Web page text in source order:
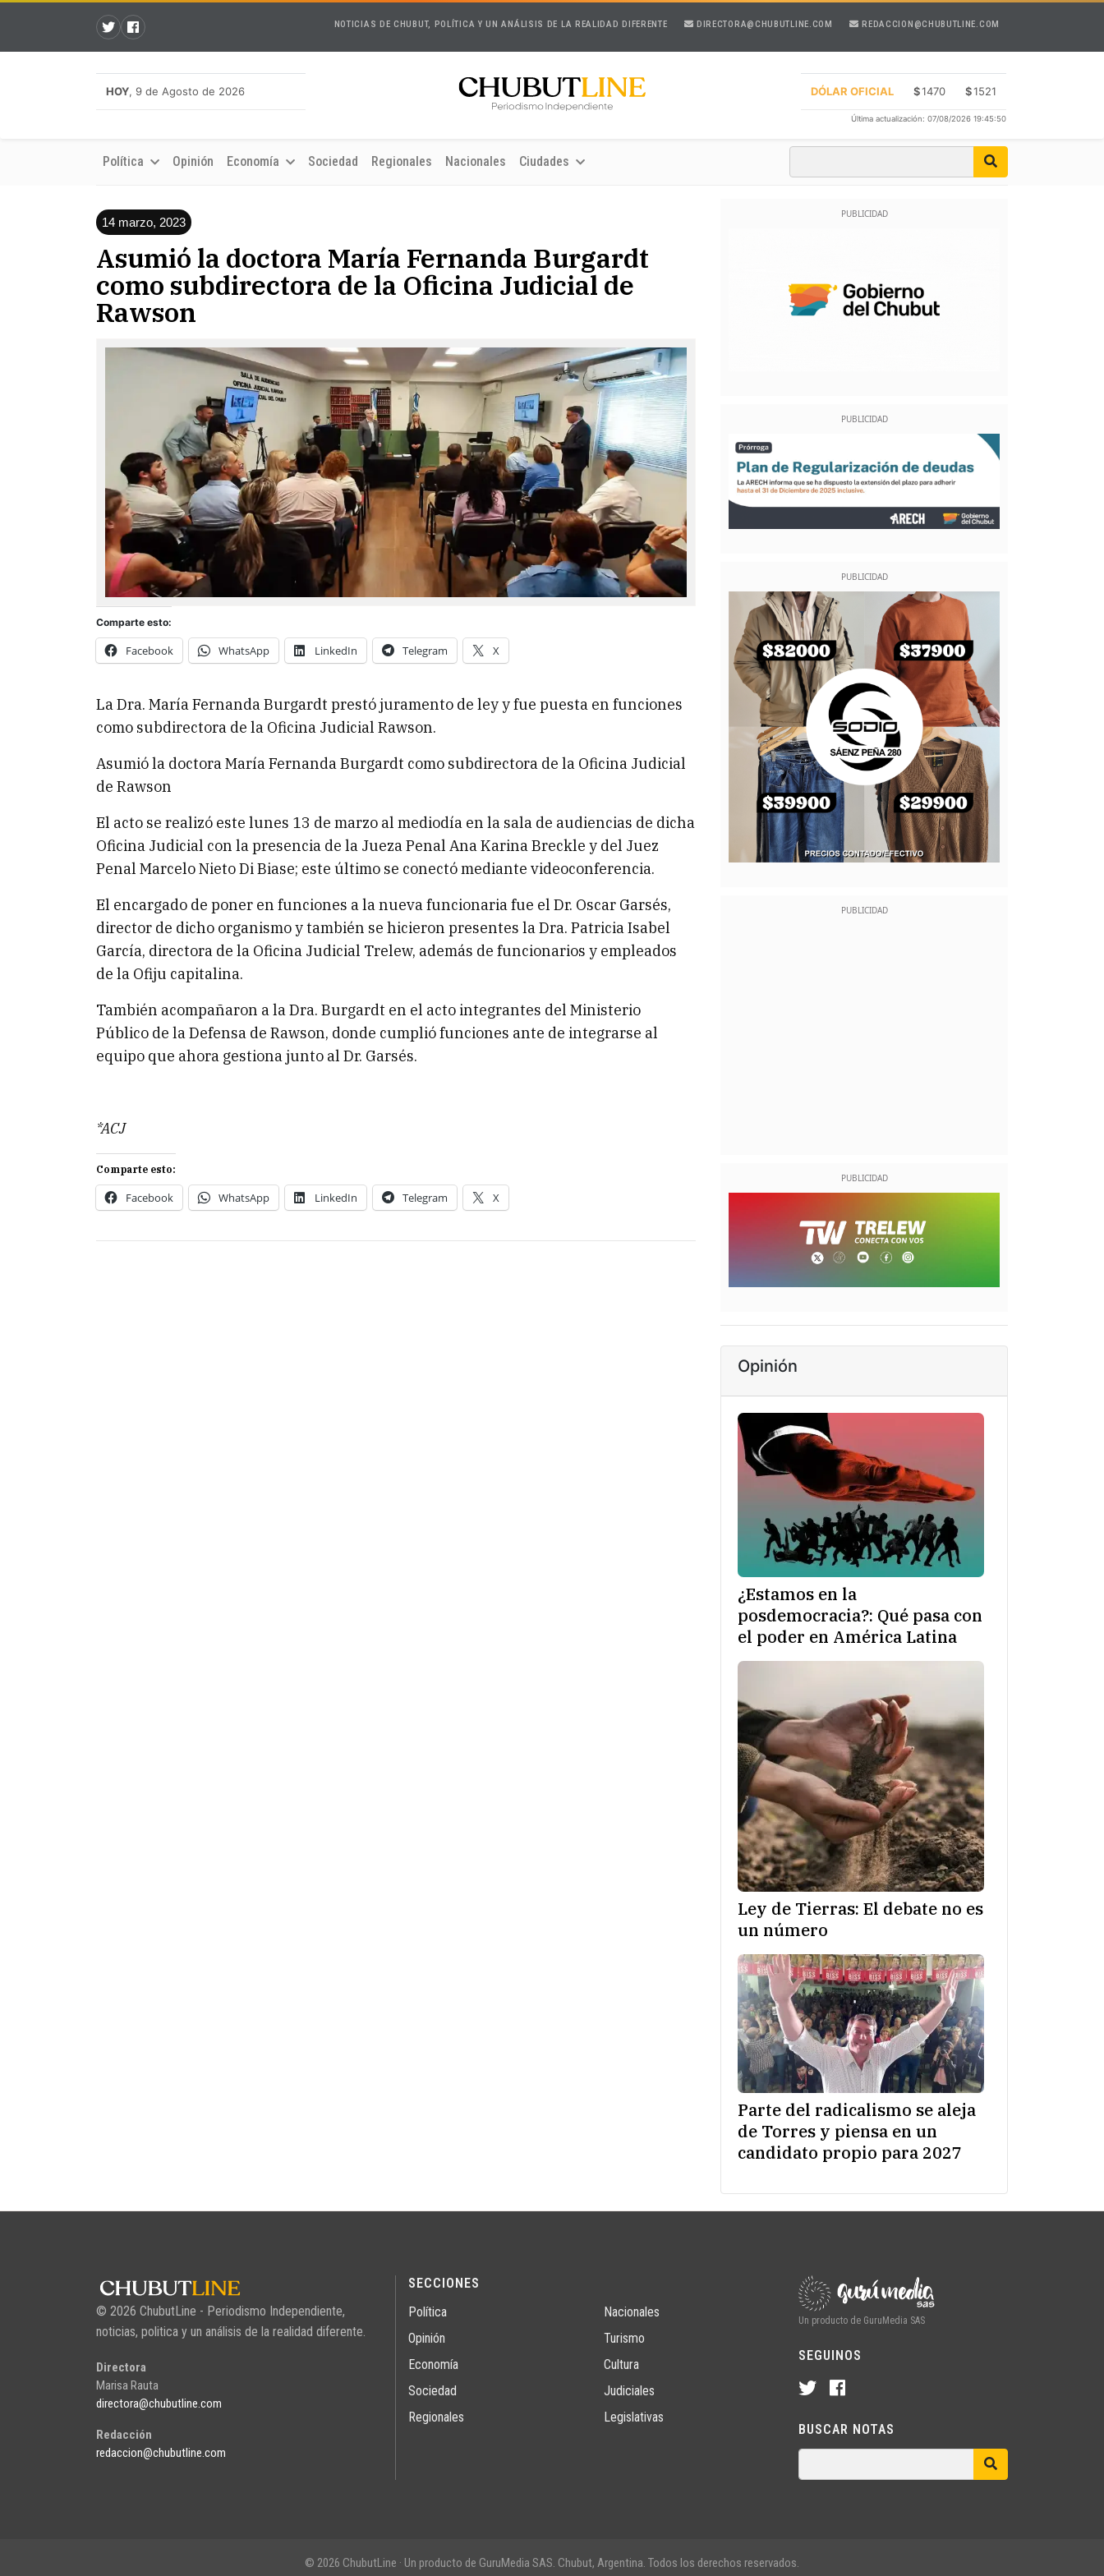
NOTICIAS DE CHUBUT, POLÍTICA Y UN ANÁLISIS DE LA REALIDAD DIFERENTE DIRECTORA@CHUBUTLINE.COM REDACCION@CHUBUTLINE.COM
HOY, 9 de Agosto de 2026 DÓLAR OFICIAL $1470 $1521
Última actualización: 07/08/2026 19:45:50
Política Opinión Economía Sociedad Regionales Nacionales Ciudades
14 marzo, 2023
Asumió la doctora María Fernanda Burgardt
como subdirectora de la Oficina Judicial de
Rawson
Comparte esto:
Facebook WhatsApp LinkedIn Telegram X
La Dra. María Fernanda Burgardt prestó juramento de ley y fue puesta en funciones
como subdirectora de la Oficina Judicial Rawson.
Asumió la doctora María Fernanda Burgardt como subdirectora de la Oficina Judicial
de Rawson
El acto se realizó este lunes 13 de marzo al mediodía en la sala de audiencias de dicha
Oficina Judicial con la presencia de la Jueza Penal Ana Karina Breckle y del Juez
Penal Marcelo Nieto Di Biase; este último se conectó mediante videoconferencia.
El encargado de poner en funciones a la nueva funcionaria fue el Dr. Oscar Garsés,
director de dicho organismo y también se hicieron presentes la Dra. Patricia Isabel
García, directora de la Oficina Judicial Trelew, además de funcionarios y empleados
de la Ofiju capitalina.
También acompañaron a la Dra. Burgardt en el acto integrantes del Ministerio
Público de la Defensa de Rawson, donde cumplió funciones ante de integrarse al
equipo que ahora gestiona junto al Dr. Garsés.
*ACJ
Comparte esto:
Facebook WhatsApp LinkedIn Telegram X
Opinión
¿Estamos en la
posdemocracia?: Qué pasa con
el poder en América Latina
Ley de Tierras: El debate no es
un número
Parte del radicalismo se aleja
de Torres y piensa en un
candidato propio para 2027
© 2026 ChubutLine - Periodismo Independiente,
noticias, politica y un análisis de la realidad diferente.
Directora
Marisa Rauta
directora@chubutline.com
Redacción
redaccion@chubutline.com
SECCIONES
Política
Opinión
Economía
Sociedad
Regionales
Nacionales
Turismo
Cultura
Judiciales
Legislativas
Un producto de GuruMedia SAS
SEGUINOS
BUSCAR NOTAS
© 2026 ChubutLine · Un producto de GuruMedia SAS. Chubut, Argentina. Todos los derechos reservados.